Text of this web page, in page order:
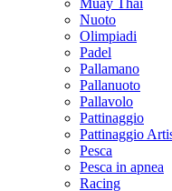
Muay Thai
Nuoto
Olimpiadi
Padel
Pallamano
Pallanuoto
Pallavolo
Pattinaggio
Pattinaggio
Pesca
Pesca in apnea
Racing